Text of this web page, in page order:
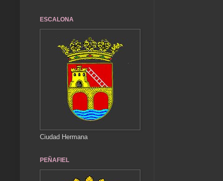
ESCALONA
Ciudad Hermana
PEÑAFIEL